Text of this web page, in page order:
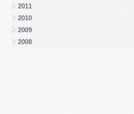
2011
2010
2009
2008